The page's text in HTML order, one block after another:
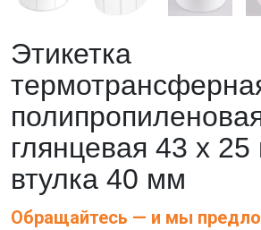
Этикетка
глянцевая 43 х
втулка 40 мм
Обращайтесь — и мы